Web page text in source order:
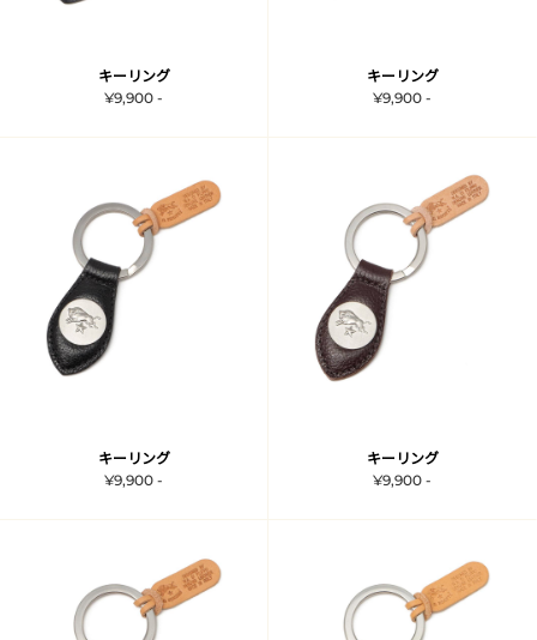
キーリング
¥9,900 -
キーリング
¥9,900 -
キーリング
¥9,900 -
キーリング
¥9,900 -